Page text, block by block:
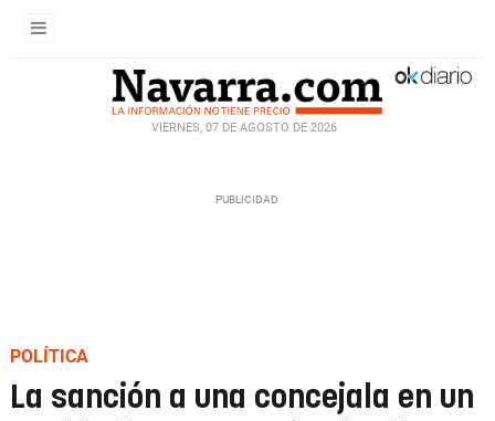
VIERNES, 07 DE AGOSTO DE 2026
POLÍTICA
La sanción a una concejala en un